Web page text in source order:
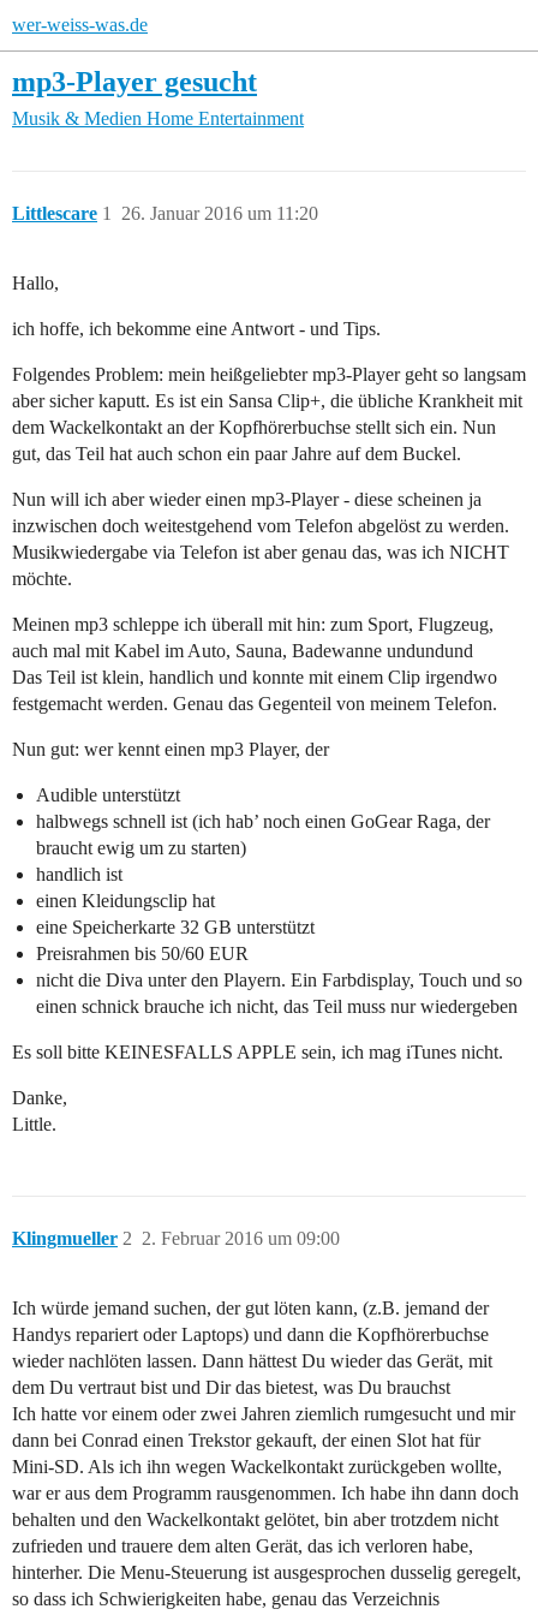
wer-weiss-was.de
mp3-Player gesucht
Musik & Medien Home Entertainment
Littlescare 26. Januar 2016 um 11:20
1
Hallo,
ich hoffe, ich bekomme eine Antwort - und Tips.
Folgendes Problem: mein heißgeliebter mp3-Player geht so langsam
aber sicher kaputt. Es ist ein Sansa Clip+, die übliche Krankheit mit
dem Wackelkontakt an der Kopfhörerbuchse stellt sich ein. Nun
gut, das Teil hat auch schon ein paar Jahre auf dem Buckel.
Nun will ich aber wieder einen mp3-Player - diese scheinen ja
inzwischen doch weitestgehend vom Telefon abgelöst zu werden.
Musikwiedergabe via Telefon ist aber genau das, was ich NICHT
möchte.
Meinen mp3 schleppe ich überall mit hin: zum Sport, Flugzeug,
auch mal mit Kabel im Auto, Sauna, Badewanne undundund
Das Teil ist klein, handlich und konnte mit einem Clip irgendwo
festgemacht werden. Genau das Gegenteil von meinem Telefon.
Nun gut: wer kennt einen mp3 Player, der
Audible unterstützt
halbwegs schnell ist (ich hab’ noch einen GoGear Raga, der
braucht ewig um zu starten)
handlich ist
einen Kleidungsclip hat
eine Speicherkarte 32 GB unterstützt
Preisrahmen bis 50/60 EUR
nicht die Diva unter den Playern. Ein Farbdisplay, Touch und so
einen schnick brauche ich nicht, das Teil muss nur wiedergeben
Es soll bitte KEINESFALLS APPLE sein, ich mag iTunes nicht.
Danke,
Little.
Klingmueller 2. Februar 2016 um 09:00
2
Ich würde jemand suchen, der gut löten kann, (z.B. jemand der
Handys repariert oder Laptops) und dann die Kopfhörerbuchse
wieder nachlöten lassen. Dann hättest Du wieder das Gerät, mit
dem Du vertraut bist und Dir das bietest, was Du brauchst
Ich hatte vor einem oder zwei Jahren ziemlich rumgesucht und mir
dann bei Conrad einen Trekstor gekauft, der einen Slot hat für
Mini-SD. Als ich ihn wegen Wackelkontakt zurückgeben wollte,
war er aus dem Programm rausgenommen. Ich habe ihn dann doch
behalten und den Wackelkontakt gelötet, bin aber trotzdem nicht
zufrieden und trauere dem alten Gerät, das ich verloren habe,
hinterher. Die Menu-Steuerung ist ausgesprochen dusselig geregelt,
so dass ich Schwierigkeiten habe, genau das Verzeichnis